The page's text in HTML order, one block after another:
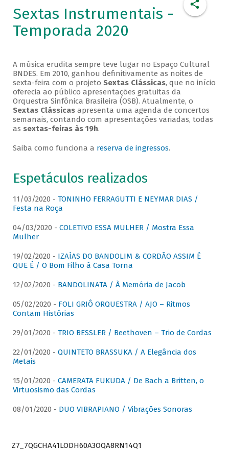
Sextas Instrumentais -
Temporada 2020
A música erudita sempre teve lugar no Espaço Cultural
BNDES. Em 2010, ganhou definitivamente as noites de
sexta-feira com o projeto Sextas Clássicas, que no início
oferecia ao público apresentações gratuitas da
Orquestra Sinfônica Brasileira (OSB). Atualmente, o
Sextas Clássicasapresenta uma agenda de concertos
semanais, contando com apresentações variadas, todas
as sextas-feiras às 19h.
Saiba como funciona a reserva de ingressos.
Espetáculos realizados
11/03/2020 - TONINHO FERRAGUTTI E NEYMAR DIAS /
Festa na Roça
04/03/2020 - COLETIVO ESSA MULHER / Mostra Essa
Mulher
19/02/2020 - IZAÍAS DO BANDOLIM & CORDÃO ASSIM É
QUE É / O Bom Filho à Casa Torna
12/02/2020 - BANDOLINATA / À Memória de Jacob
05/02/2020 - FOLI GRIÔ ORQUESTRA / AJO – Ritmos
Contam Histórias
29/01/2020 - TRIO BESSLER / Beethoven – Trio de Cordas
22/01/2020 - QUINTETO BRASSUKA / A Elegância dos
Metais
15/01/2020 - CAMERATA FUKUDA / De Bach a Britten, o
Virtuosismo das Cordas
08/01/2020 - DUO VIBRAPIANO / Vibrações Sonoras
Z7_7QGCHA41LODH60A3OQA8RN14Q1